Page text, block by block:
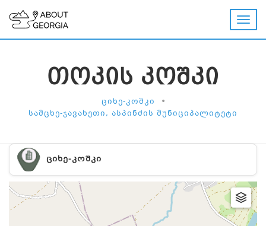
ᲗᲝᲙᲘᲡ ᲙᲝᲨᲙᲘ
ᲪᲘᲮᲔ-ᲙᲝᲨᲙᲘ •
ᲡᲐᲛᲪᲮᲔ-ᲯᲐᲕᲐᲮᲔᲗᲘ, ᲐᲡᲞᲘᲜᲫᲘᲡ ᲛᲣᲜᲘᲪᲘᲞᲐᲚᲘᲢᲔᲢᲘ
ᲪᲘᲮᲔ-ᲙᲝᲨᲙᲘ